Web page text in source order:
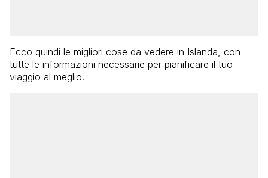
Ecco quindi le migliori cose da vedere in Islanda, con
tutte le informazioni necessarie per pianificare il tuo
viaggio al meglio.